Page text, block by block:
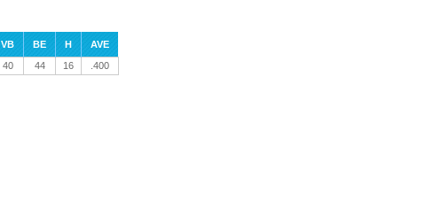
VB BE H
AVE
40 44 16 .400